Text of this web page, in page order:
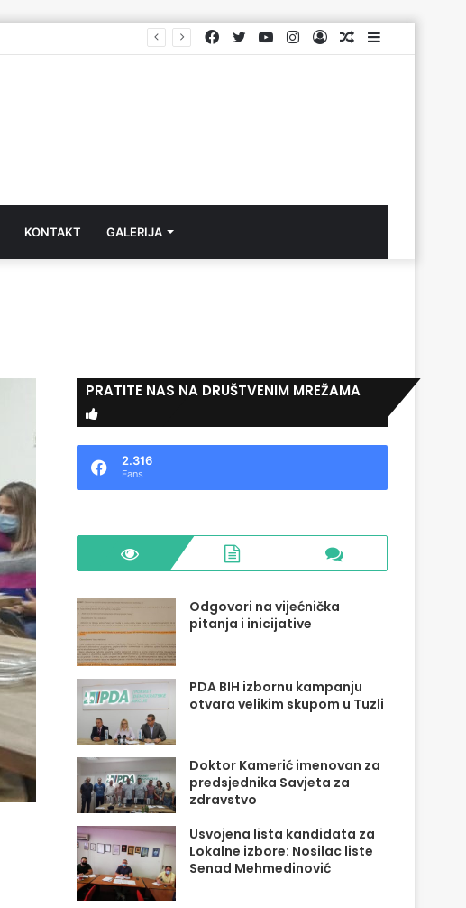
Aktuelno
Log
Instagram
YouTube
Twitter
Facebook
KONTAKT GALERIJA
PRATITE NAS NA DRUŠTVENIM MREŽAMA
2.316
Fans
Odgovori na vijećnička
pitanja i inicijative
PDA BIH izbornu kampanju
otvara velikim skupom u Tuzli
Doktor Kamerić imenovan za
predsjednika Savjeta za
zdravstvo
Usvojena lista kandidata za
Lokalne izbore: Nosilac liste
Senad Mehmedinović